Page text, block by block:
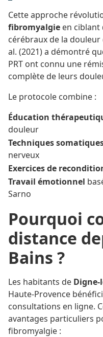
Cette approche
fibromyalgie en ciblant
cérébraux de la
al. (2021) a démontré
PRT ont connu une
complète de leurs
Le protocole combine :
Éducation
douleur
Techniques
nerveux
Exercices de
Travail émotionnel
Sarno
Pourquoi
distance
Bains ?
Les habitants de Digne-
Haute-Provence
consultations en ligne.
avantages particuliers
fibromyalgie :